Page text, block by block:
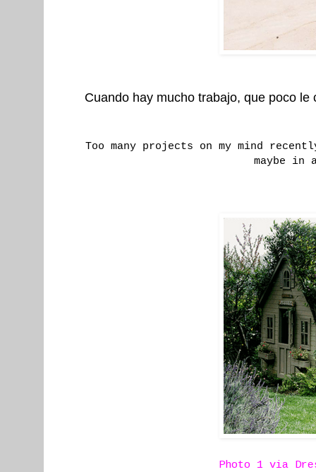
Cuando hay mucho trabajo, que poco
Too many projects on my mind
maybe in
Photo 1 via